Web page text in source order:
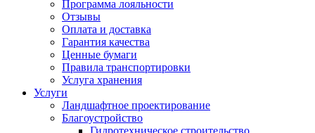
Программа лояльности
Отзывы
Оплата и доставка
Гарантия качества
Ценные бумаги
Правила транспортировки
Услуга хранения
Услуги
Ландшафтное проектирование
Благоустройство
Гидротехническое строительство